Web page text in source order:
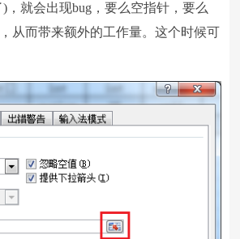
，就会出现bug，要么空指针，要么
从而带来额外的工作量。这个时候可